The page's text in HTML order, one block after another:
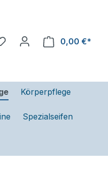
0,00 €*
Körperpflege
Spezialseifen